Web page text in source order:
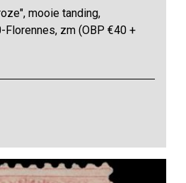
mooie tanding,
zm (OBP €40 +